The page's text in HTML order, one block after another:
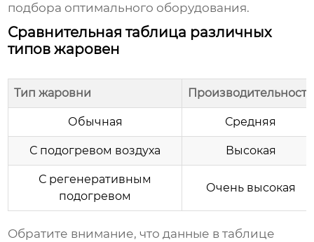
подбора оптимального оборудования.
Сравнительная таблица различных
типов жаровен
Тип жаровни Производительность
Обычная Средняя
С подогревом воздуха Высокая
С регенеративным
подогревом
Очень высокая
Обратите внимание, что данные в таблице